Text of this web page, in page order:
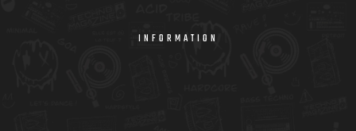
INFORMATION